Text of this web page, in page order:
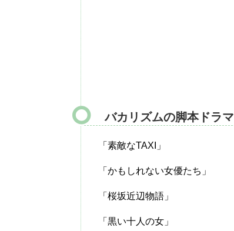
バカリズムの脚本ドラマ
「素敵なTAXI」
「かもしれない女優たち」
「桜坂近辺物語」
「黒い十人の女」